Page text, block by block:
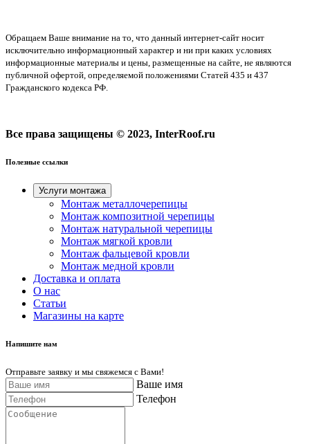
Обращаем Ваше внимание на то, что данный интернет-сайт носит
исключительно информационный характер и ни при каких условиях
информационные материалы и цены, размещенные на сайте, не являются
публичной офертой, определяемой положениями Статей 435 и 437
Гражданского кодекса РФ.
Все права защищены © 2023, InterRoof.ru
Полезные ссылки
Услуги монтажа
Монтаж металлочерепицы
Монтаж композитной черепицы
Монтаж натуральной черепицы
Монтаж мягкой кровли
Монтаж фальцевой кровли
Монтаж медной кровли
Доставка и оплата
О нас
Cтатьи
Магазины на карте
Напишите нам
Отправьте заявку и мы свяжемся с Вами!
Ваше имя
Телефон